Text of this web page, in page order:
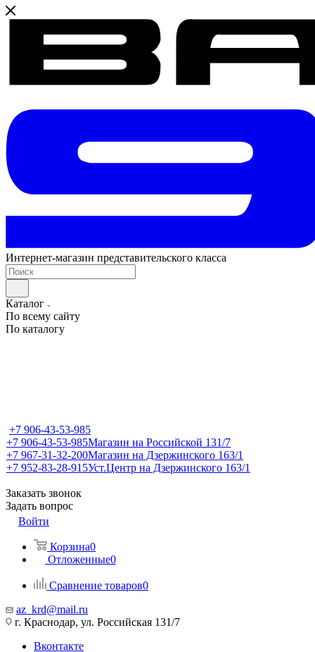
Интернет-магазин представительского класса
Каталог
По всему сайту
По каталогу
+7 906-43-53-985
+7 906-43-53-985Магазин на Российской 131/7
+7 967-31-32-200Магазин на Дзержинского 163/1
+7 952-83-28-915Уст.Центр на Дзержинского 163/1
Заказать звонок
Задать вопрос
Войти
Корзина0
Отложенные0
Сравнение товаров0
az_krd@mail.ru
г. Краснодар, ул. Российская 131/7
Вконтакте